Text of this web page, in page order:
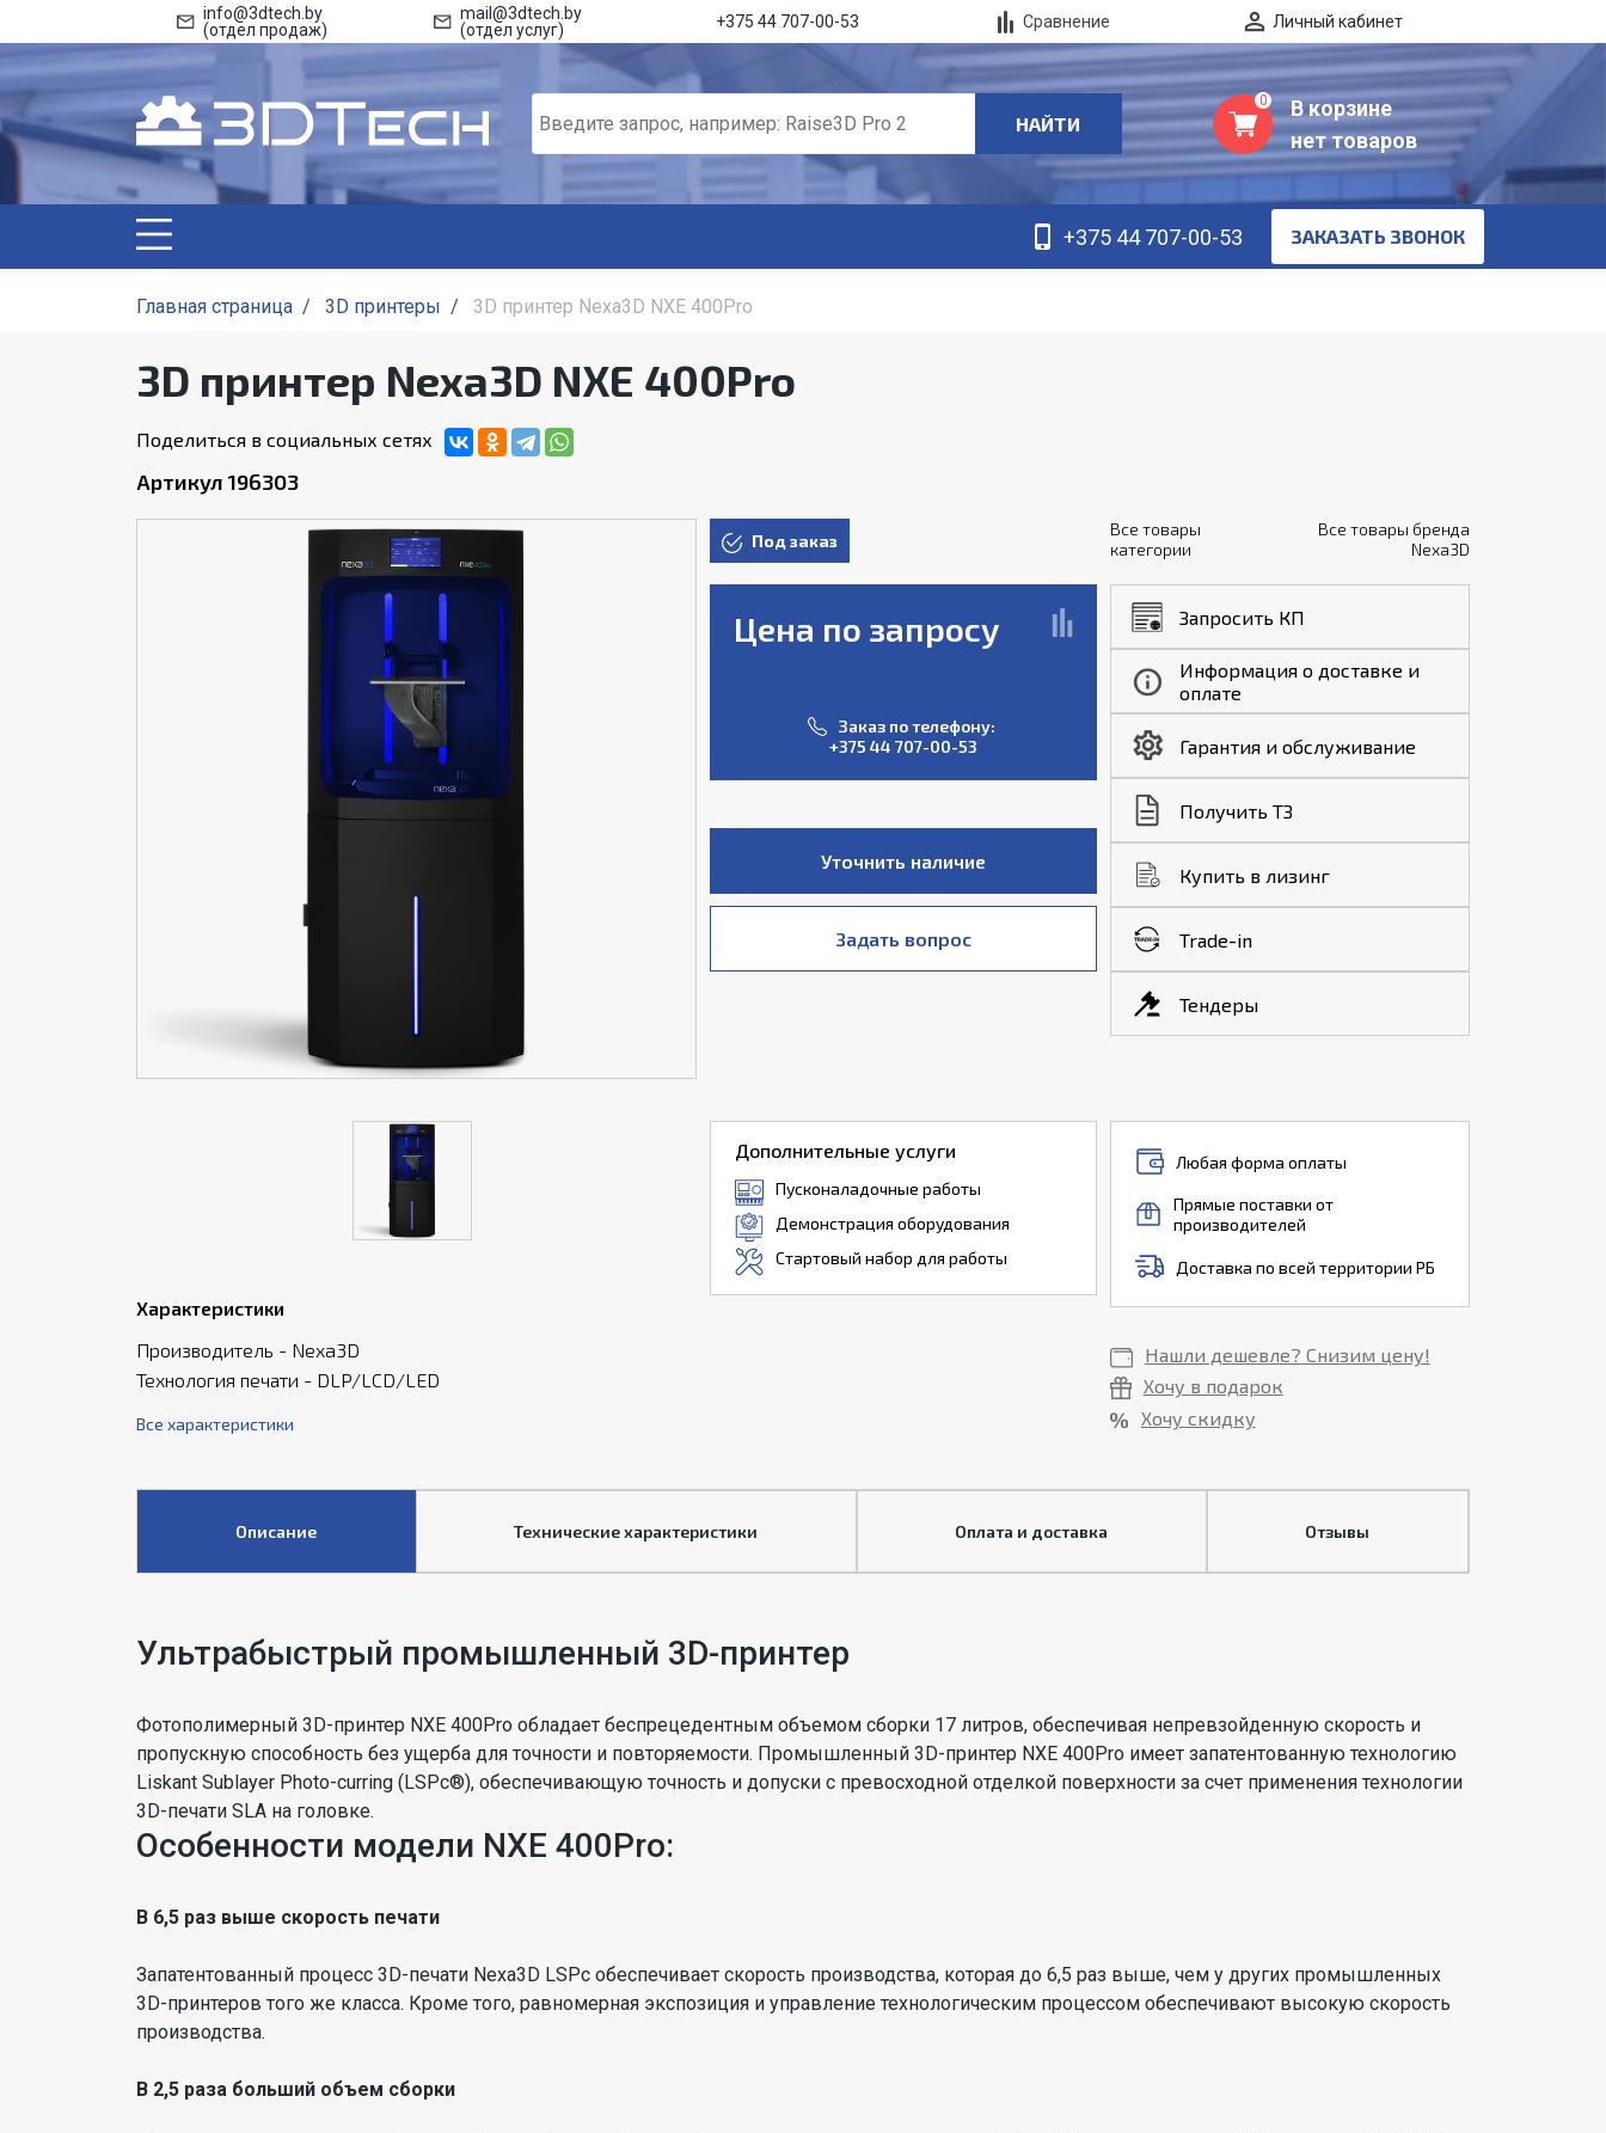
info@3dtech.by
(отдел продаж)
mail@3dtech.by
(отдел услуг)
+375 44 707-00-53 Сравнение Личный кабинет
НАЙТИ
0
В корзине
нет товаров
+375 44 707-00-53 ЗАКАЗАТЬ ЗВОНОК
Главная страница / 3D принтеры / 3D принтер Nexa3D NXE 400Pro
3D принтер Nexa3D NXE 400Pro
Поделиться в социальных сетях
Артикул 196303
Под заказ
Цена по запросу
Заказ по телефону:
+375 44 707-00-53
Уточнить наличие
Задать вопрос
Все товары
категории
Все товары бренда
Nexa3D
Запросить КП
Информация о доставке и
оплате
Гарантия и обслуживание
Получить ТЗ
Купить в лизинг
Trade-in
Тендеры
Характеристики
Производитель - Nexa3D
Технология печати - DLP/LCD/LED
Все характеристики
Дополнительные услуги
Пусконаладочные работы
Демонстрация оборудования
Стартовый набор для работы
Любая форма оплаты
Прямые поставки от
производителей
Доставка по всей территории РБ
Нашли дешевле? Снизим цену!
Хочу в подарок
Хочу скидку
Описание Технические характеристики Оплата и доставка Отзывы
Ультрабыстрый промышленный 3D-принтер
Фотополимерный 3D-принтер NXE 400Pro обладает беспрецедентным объемом сборки 17 литров, обеспечивая непревзойденную скорость и
пропускную способность без ущерба для точности и повторяемости. Промышленный 3D-принтер NXE 400Pro имеет запатентованную технологию
Liskant Sublayer Photo-curring (LSPc®), обеспечивающую точность и допуски с превосходной отделкой поверхности за счет применения технологии
3D-печати SLA на головке.
Особенности модели NXE 400Pro:
В 6,5 раз выше скорость печати
Запатентованный процесс 3D-печати Nexa3D LSPc обеспечивает скорость производства, которая до 6,5 раз выше, чем у других промышленных
3D-принтеров того же класса. Кроме того, равномерная экспозиция и управление технологическим процессом обеспечивают высокую скорость
производства.
В 2,5 раза больший объем сборки